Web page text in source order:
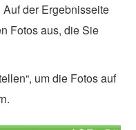
der Ergebnisseite
Fotos aus, die Sie
um die Fotos auf